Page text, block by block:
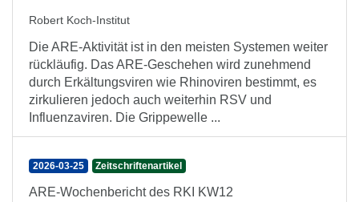
Robert Koch-Institut
Die ARE-Aktivität ist in den meisten Systemen weiter
rückläufig. Das ARE-Geschehen wird zunehmend
durch Erkältungsviren wie Rhinoviren bestimmt, es
zirkulieren jedoch auch weiterhin RSV und
Influenzaviren. Die Grippewelle ...
2026-03-25 Zeitschriftenartikel
ARE-Wochenbericht des RKI KW12